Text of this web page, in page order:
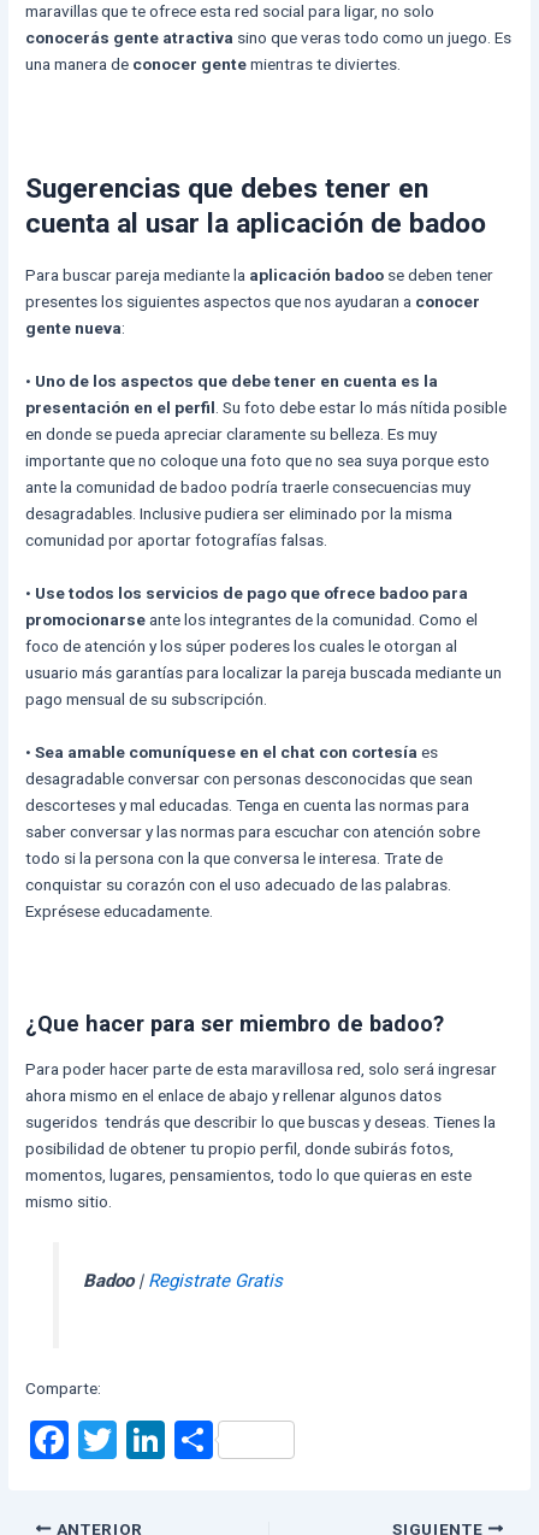
maravillas que te ofrece esta red social para ligar, no solo
conocerás gente atractiva sino que veras todo como un juego. Es
una manera de conocer gentemientras te diviertes.
Sugerencias que debes tener en
cuenta al usar la aplicación de badoo
Para buscar pareja mediante la aplicación badoo se deben tener
presentes los siguientes aspectos que nos ayudaran a conocer
gente nueva:
• Uno de los aspectos que debe tener en cuenta es la
presentación en el perfil . Su foto debe estar lo más nítida posible
en donde se pueda apreciar claramente su belleza. Es muy
importante que no coloque una foto que no sea suya porque esto
ante la comunidad de badoo podría traerle consecuencias muy
desagradables. Inclusive pudiera ser eliminado por la misma
comunidad por aportar fotografías falsas.
• Use todos los servicios de pago que ofrece badoo para
promocionarseante los integrantes de la comunidad. Como el
foco de atención y los súper poderes los cuales le otorgan al
usuario más garantías para localizar la pareja buscada mediante un
pago mensual de su subscripción.
•Sea amable comuníquese en el chat con cortesía es
desagradable conversar con personas desconocidas que sean
descorteses y mal educadas. Tenga en cuenta las normas para
saber conversar y las normas para escuchar con atención sobre
todo si la persona con la que conversa le interesa. Trate de
conquistar su corazón con el uso adecuado de las palabras.
Exprésese educadamente.
¿Que hacer para ser miembro de badoo?
Para poder hacer parte de esta maravillosa red, solo será ingresar
ahora mismo en el enlace de abajo y rellenar algunos datos
sugeridos tendrás que describir lo que buscas y deseas. Tienes la
posibilidad de obtener tu propio perfil, donde subirás fotos,
momentos, lugares, pensamientos, todo lo que quieras en este
mismo sitio.
Badoo| Registrate Gratis
Comparte:
F
ce
T
tt
Li C
ANTERIOR SIGUIENTE